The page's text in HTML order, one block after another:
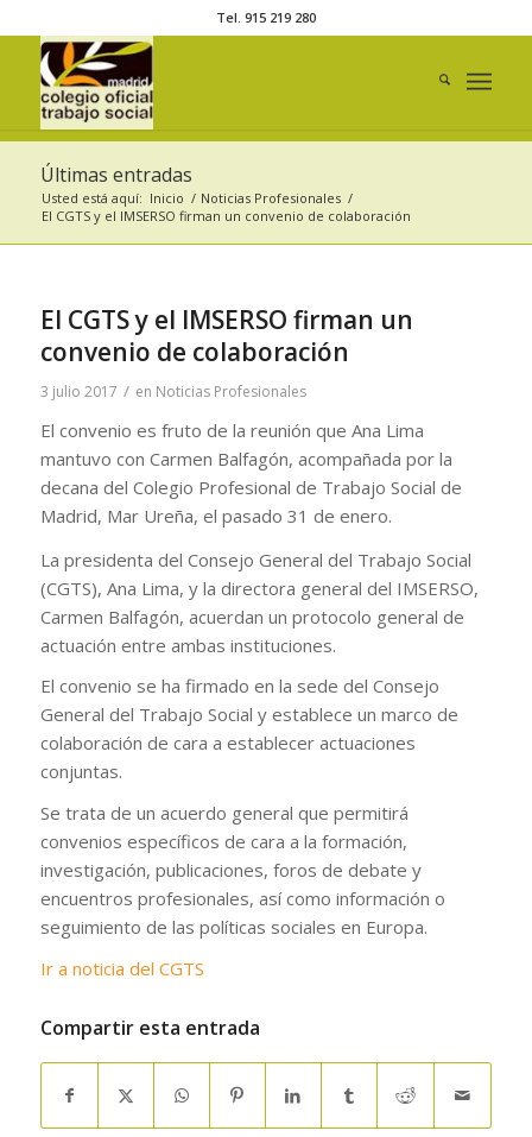
Tel. 915 219 280
Últimas entradas
Usted está aquí: Inicio / Noticias Profesionales /
El CGTS y el IMSERSO firman un convenio de colaboración
El CGTS y el IMSERSO firman un
convenio de colaboración
3 julio 2017 / en Noticias Profesionales
El convenio es fruto de la reunión que Ana Lima
mantuvo con Carmen Balfagón, acompañada por la
decana del Colegio Profesional de Trabajo Social de
Madrid, Mar Ureña, el pasado 31 de enero.
La presidenta del Consejo General del Trabajo Social
(CGTS), Ana Lima, y la directora general del IMSERSO,
Carmen Balfagón, acuerdan un protocolo general de
actuación entre ambas instituciones.
El convenio se ha firmado en la sede del Consejo
General del Trabajo Social y establece un marco de
colaboración de cara a establecer actuaciones
conjuntas.
Se trata de un acuerdo general que permitirá
convenios específicos de cara a la formación,
investigación, publicaciones, foros de debate y
encuentros profesionales, así como información o
seguimiento de las políticas sociales en Europa.
Ir a noticia del CGTS
Compartir esta entrada